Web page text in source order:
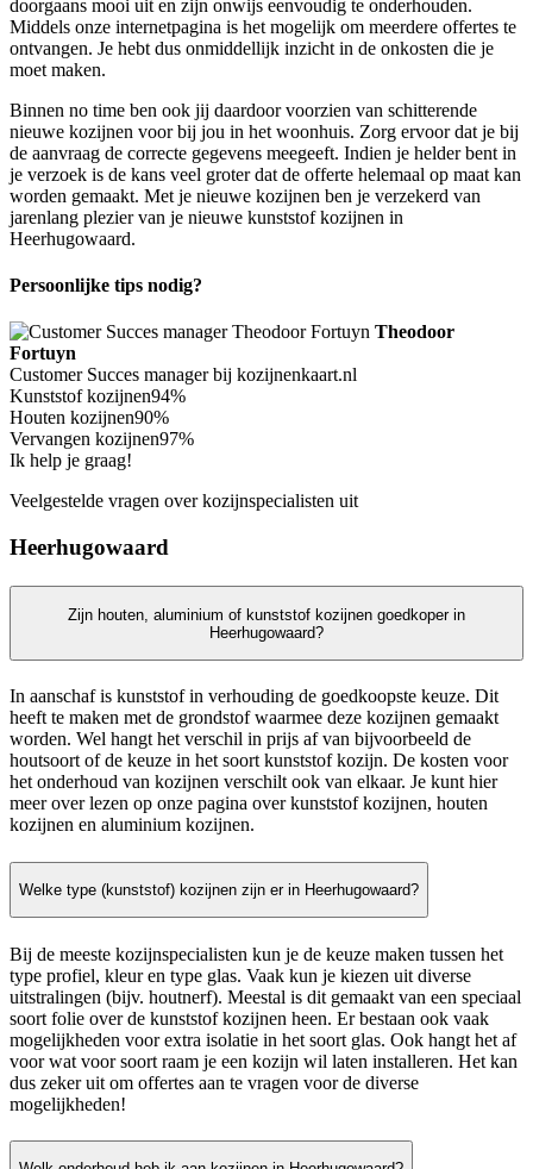
doorgaans mooi uit en zijn onwijs eenvoudig te onderhouden.
Middels onze internetpagina is het mogelijk om meerdere offertes te
ontvangen. Je hebt dus onmiddellijk inzicht in de onkosten die je
moet maken.
Binnen no time ben ook jij daardoor voorzien van schitterende
nieuwe kozijnen voor bij jou in het woonhuis. Zorg ervoor dat je bij
de aanvraag de correcte gegevens meegeeft. Indien je helder bent in
je verzoek is de kans veel groter dat de offerte helemaal op maat kan
worden gemaakt. Met je nieuwe kozijnen ben je verzekerd van
jarenlang plezier van je nieuwe kunststof kozijnen in
Heerhugowaard.
Persoonlijke tips nodig?
Theodoor
Fortuyn
Customer Succes manager bij kozijnenkaart.nl
Kunststof kozijnen94%
Houten kozijnen90%
Vervangen kozijnen97%
Ik help je graag!
Veelgestelde vragen over kozijnspecialisten uit
Heerhugowaard
Zijn houten, aluminium of kunststof kozijnen goedkoper in
Heerhugowaard?
In aanschaf is kunststof in verhouding de goedkoopste keuze. Dit
heeft te maken met de grondstof waarmee deze kozijnen gemaakt
worden. Wel hangt het verschil in prijs af van bijvoorbeeld de
houtsoort of de keuze in het soort kunststof kozijn. De kosten voor
het onderhoud van kozijnen verschilt ook van elkaar. Je kunt hier
meer over lezen op onze pagina over kunststof kozijnen, houten
kozijnen en aluminium kozijnen.
Welke type (kunststof) kozijnen zijn er in Heerhugowaard?
Bij de meeste kozijnspecialisten kun je de keuze maken tussen het
type profiel, kleur en type glas. Vaak kun je kiezen uit diverse
uitstralingen (bijv. houtnerf). Meestal is dit gemaakt van een speciaal
soort folie over de kunststof kozijnen heen. Er bestaan ook vaak
mogelijkheden voor extra isolatie in het soort glas. Ook hangt het af
voor wat voor soort raam je een kozijn wil laten installeren. Het kan
dus zeker uit om offertes aan te vragen voor de diverse
mogelijkheden!